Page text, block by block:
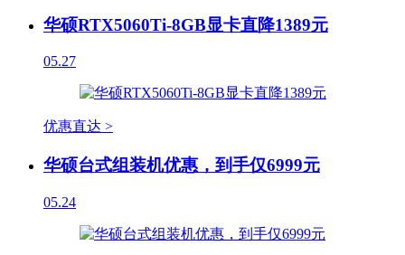
华硕RTX5060Ti-8GB显卡直降1389元
05.27
优惠直达 >
华硕台式组装机优惠，到手仅6999元
05.24